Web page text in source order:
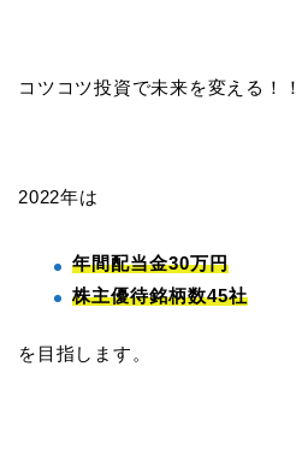
コツコツ投資で未来を変える！！
2022年は
年間配当金30万円
株主優待銘柄数45社
を目指します。